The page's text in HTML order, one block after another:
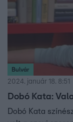
Bulvár
2024. január 18. 8:51
Dobó Kata:
Dobó Kata